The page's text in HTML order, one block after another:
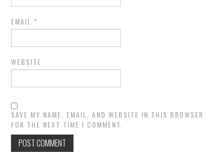
EMAIL *
WEBSITE
SAVE MY NAME, EMAIL, AND WEBSITE IN THIS BROWSER
FOR THE NEXT TIME I COMMENT.